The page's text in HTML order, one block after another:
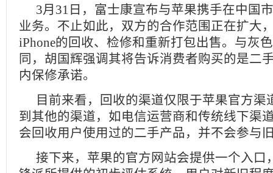
3月31日，富士康宣布与苹果携手在中国
业务。不止如此，双方的合作范围正在扩大
iPhone的回收、检修和重新打包出售。与灰
同，胡国辉强调其将告诉消费者购买的是二
内保修承诺。
目前来看，回收的渠道仅限于苹果官方渠
到其他的渠道，如电信运营商和传统线下渠
会回收用户使用过的二手产品，并不会参与
接下来，苹果的官方网站会提供一个入口